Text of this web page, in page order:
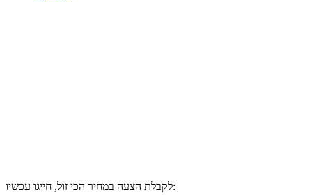
לקבלת הצעה במחיר הכי זול, חייגו עכשיו: